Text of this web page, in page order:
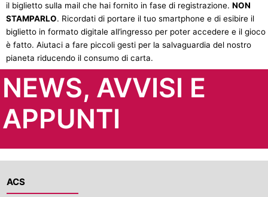
il biglietto sulla mail che hai fornito in fase di registrazione. NON
STAMPARLO. Ricordati di portare il tuo smartphone e di esibire il
biglietto in formato digitale all’ingresso per poter accedere e il gioco
è fatto. Aiutaci a fare piccoli gesti per la salvaguardia del nostro
pianeta riducendo il consumo di carta.
NEWS, AVVISI E
APPUNTI
ACS